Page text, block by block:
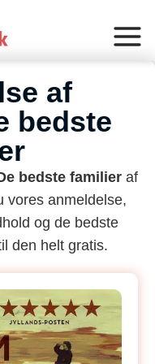
af
bedste
bedste familier af
vores anmeldelse,
og de bedste
den helt gratis.